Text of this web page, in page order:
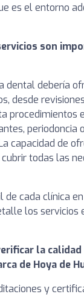
es el entorno
son
dental debería
desde
procedimientos
periodoncia
capacidad de
todas las
cada clínica
los servicios
la
de Hoya de
y